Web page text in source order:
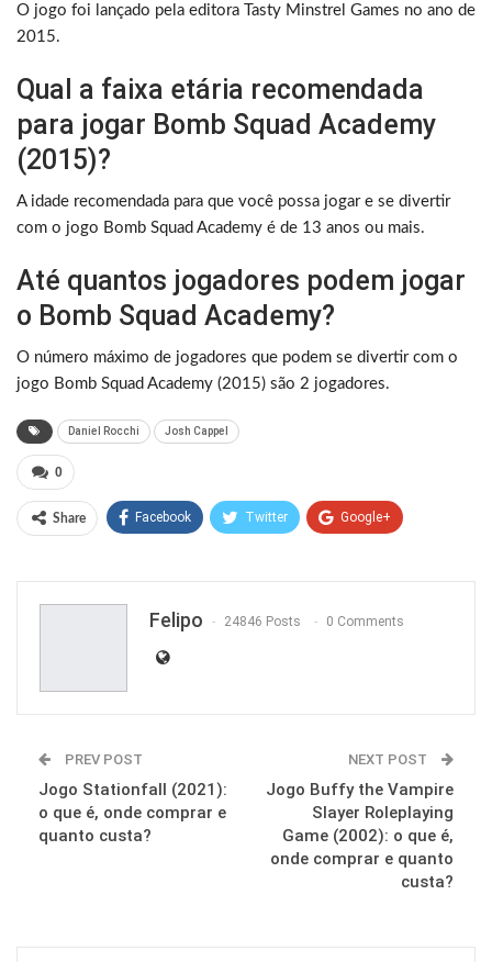
O jogo foi lançado pela editora Tasty Minstrel Games no ano de
2015.
Qual a faixa etária recomendada
para jogar Bomb Squad Academy
(2015)?
A idade recomendada para que você possa jogar e se divertir
com o jogo Bomb Squad Academy é de 13 anos ou mais.
Até quantos jogadores podem jogar
o Bomb Squad Academy?
O número máximo de jogadores que podem se divertir com o
jogo Bomb Squad Academy (2015) são 2 jogadores.
Daniel Rocchi Josh Cappel
0
Share Facebook Twitter Google+
Felipo 24846 Posts 0 Comments
PREV POST
Jogo Stationfall (2021):
o que é, onde comprar e
quanto custa?
NEXT POST
Jogo Buffy the Vampire
Slayer Roleplaying
Game (2002): o que é,
onde comprar e quanto
custa?